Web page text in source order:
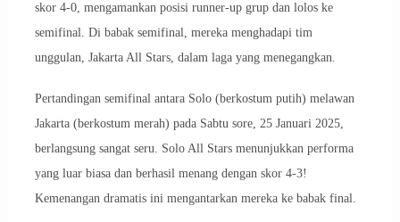
skor 4-0, mengamankan posisi runner-up grup dan lolos ke
semifinal. Di babak semifinal, mereka menghadapi tim
unggulan, Jakarta All Stars, dalam laga yang menegangkan.
Pertandingan semifinal antara Solo (berkostum putih) melawan
Jakarta (berkostum merah) pada Sabtu sore, 25 Januari 2025,
berlangsung sangat seru. Solo All Stars menunjukkan performa
yang luar biasa dan berhasil menang dengan skor 4-3!
Kemenangan dramatis ini mengantarkan mereka ke babak final.